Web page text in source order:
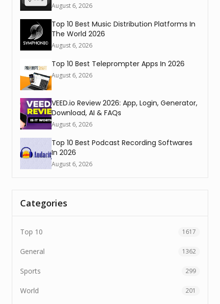
August 6, 2026
Top 10 Best Music Distribution Platforms In
The World 2026
August 6, 2026
Top 10 Best Teleprompter Apps In 2026
August 6, 2026
VEED.io Review 2026: App, Login, Generator,
Download, AI & FAQs
August 6, 2026
Top 10 Best Podcast Recording Softwares
In 2026
August 6, 2026
Categories
Top 10 1617
General 1362
Sports 299
World 201